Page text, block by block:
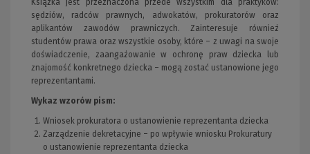
sędziów, radców prawnych, adwokatów, prokuratorów oraz
aplikantów zawodów prawniczych. Zainteresuje również
studentów prawa oraz wszystkie osoby, które – z uwagi na swoje
doświadczenie, zaangażowanie w ochronę praw dziecka lub
znajomość konkretnego dziecka – mogą zostać ustanowione jego
reprezentantami.
Wykaz wzorów pism:
Wniosek prokuratora o ustanowienie reprezentanta dziecka
Zarządzenie dekretacyjne – po wpływie wniosku Prokuratury
o ustanowienie reprezentanta dziecka